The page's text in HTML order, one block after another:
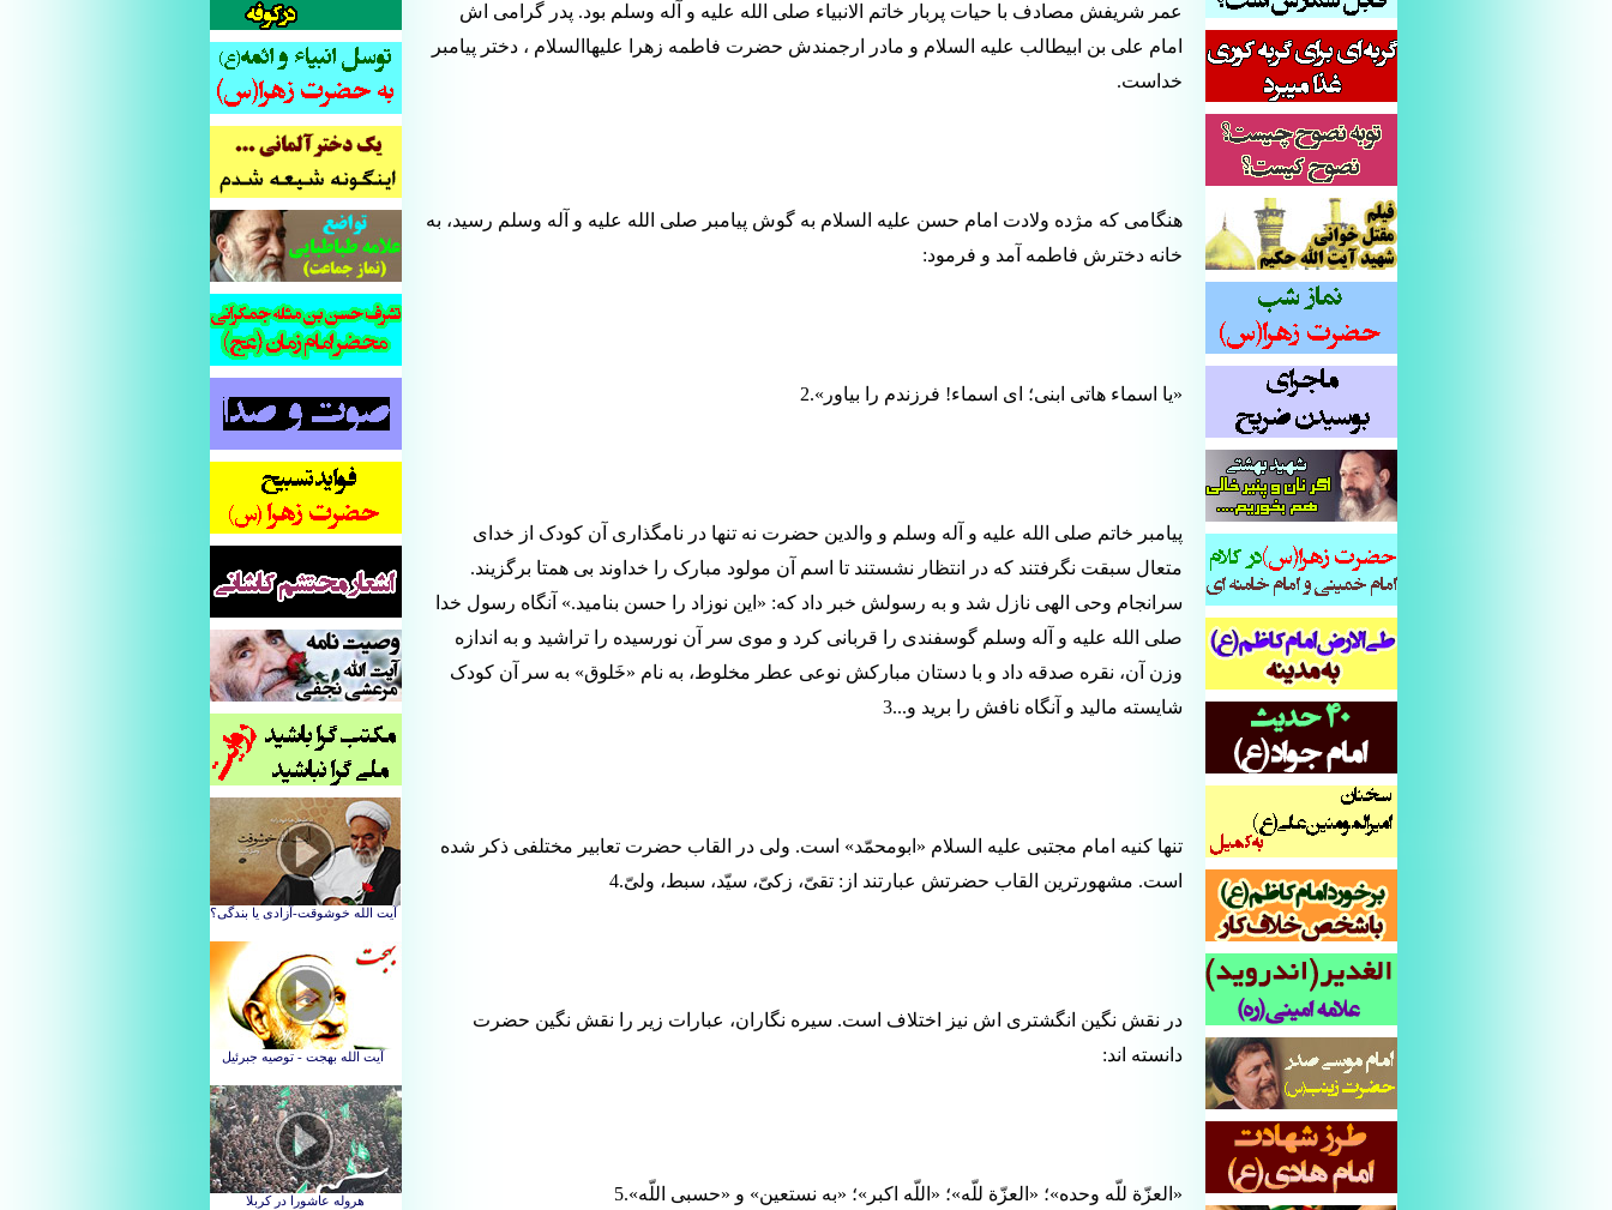
عمر شریفش مصادف با حیات پربار خاتم الانبیاء صلی الله علیه و آله وسلم بود. پدر گرامی اش
امام علی بن ابیطالب علیه السلام و مادر ارجمندش حضرت فاطمه زهرا علیهاالسلام ، دختر پیامبر
خداست.
هنگامی که مژده ولادت امام حسن علیه السلام به گوش پیامبر صلی الله علیه و آله وسلم رسید، به
خانه دخترش فاطمه آمد و فرمود:
«یا اسماء هاتی ابنی؛ ای اسماء! فرزندم را بیاور».2
پیامبر خاتم صلی الله علیه و آله وسلم و والدین حضرت نه تنها در نامگذاری آن کودک از خدای
متعال سبقت نگرفتند که در انتظار نشستند تا اسم آن مولود مبارک را خداوند بی همتا برگزیند.
سرانجام وحی الهی نازل شد و به رسولش خبر داد که: «این نوزاد را حسن بنامید.» آنگاه رسول خدا
صلی الله علیه و آله وسلم گوسفندی را قربانی کرد و موی سر آن نورسیده را تراشید و به اندازه
وزن آن، نقره صدقه داد و با دستان مبارکش نوعی عطر مخلوط، به نام «خَلوق» به سر آن کودک
شایسته مالید و آنگاه نافش را برید و...3
تنها کنیه امام مجتبی علیه السلام «ابومحمّد» است. ولی در القاب حضرت تعابیر مختلفی ذکر شده
است. مشهورترین القاب حضرتش عبارتند از: تقیّ، زکیّ، سیّد، سبط، ولیّ.4
در نقش نگین انگشتری اش نیز اختلاف است. سیره نگاران، عبارات زیر را نقش نگین حضرت
دانسته اند:
«العزّة للّه وحده»؛ «العزّة للّه»؛ «اللّه اکبر»؛ «به نستعین» و «حسبی اللّه».5